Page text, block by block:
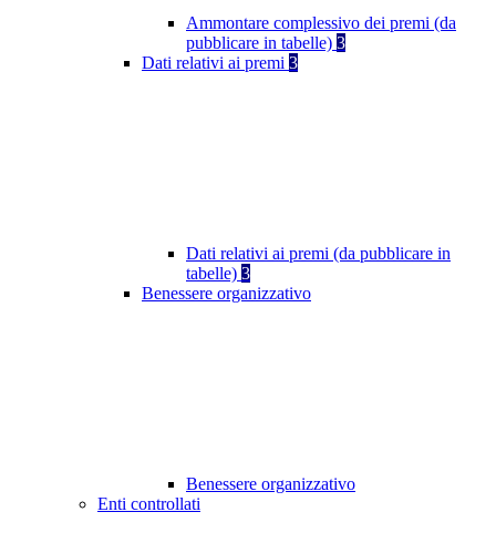
Ammontare complessivo dei premi (da
pubblicare in tabelle) 3
Dati relativi ai premi 3
Dati relativi ai premi (da pubblicare in
tabelle) 3
Benessere organizzativo
Benessere organizzativo
Enti controllati